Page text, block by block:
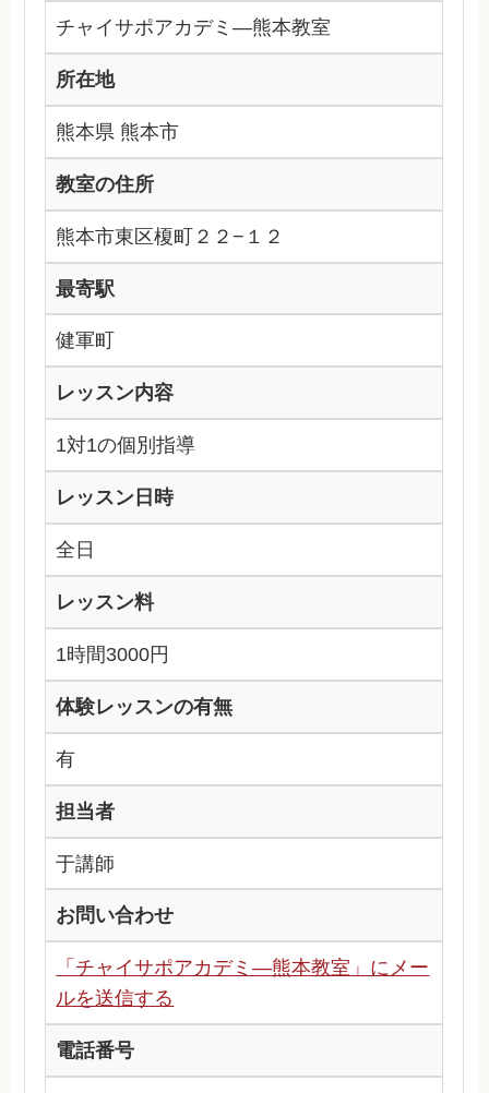
チャイサポアカデミ―熊本教室
所在地
熊本県 熊本市
教室の住所
熊本市東区榎町２２−１２
最寄駅
健軍町
レッスン内容
1対1の個別指導
レッスン日時
全日
レッスン料
1時間3000円
体験レッスンの有無
有
担当者
于講師
お問い合わせ
「チャイサポアカデミ―熊本教室」にメー
ルを送信する
電話番号